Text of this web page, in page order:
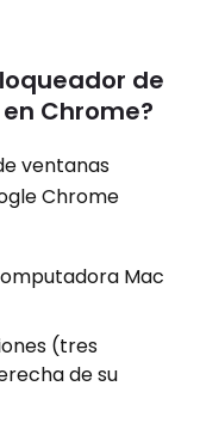
de
Chrome?
ventanas
Chrome
Mac
(tres
de su